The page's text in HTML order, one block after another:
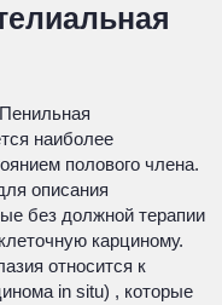
Пенильная
наиболее
полового члена.
описания
без должной терапии
карциному.
относится к
in situ) , которые